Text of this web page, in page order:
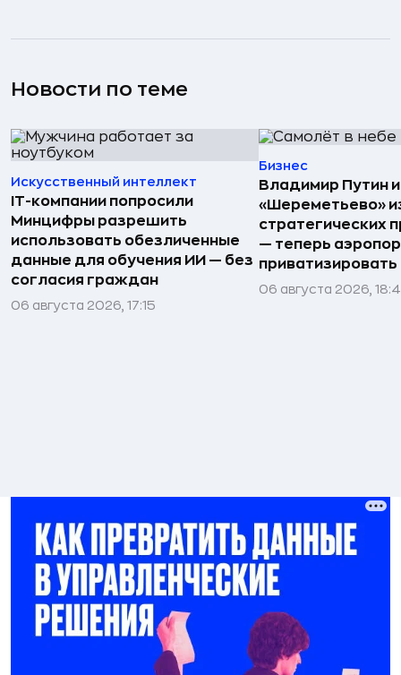
Новости по теме
Искусственный интеллект
IT-компании попросили
Минцифры разрешить
использовать обезличенные
данные для обучения ИИ — без
согласия граждан
06 августа 2026, 17:15
Бизнес
Владимир Путин
«Шереметьево»
стратегических
— теперь
приватизировать
06 августа 2026,